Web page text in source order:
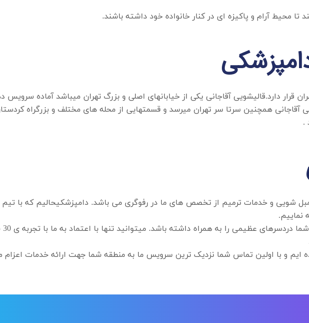
محیط آرام و پاکیزه ای در کنار خانواده خود داشته باشند.
قرار دارد.قالیشویی آقاجانی یکی از خیابانهای اصلی و بزرگ تهران میباشد آماده سرویس
همچنین سرتا سر تهران میرسد و قسمتهایی از محله های مختلف و بزرگراه
.
مبل شویی و خدمات ترمیم از تخصص های ما در رفوگری می باشد. دامپزشکیحالیم که با
نماییم.
و با اولین تماس شما نزدیک ترین سرویس ما به منطقه شما جهت ارائه خدمات اعزام